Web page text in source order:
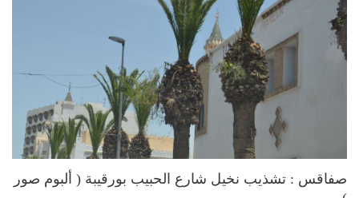
صفاقس : تشذيب نخيل شارع الحبيب بورقيبة ( ألبوم صور